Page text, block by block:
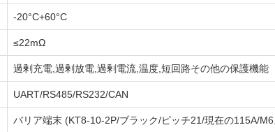
-20°C+60°C
≤22mΩ
過剰充電,過剰放電,過剰電流,温度,短回路その他の保護機能
UART/RS485/RS232/CAN
バリア端末 (KT8-10-2P/ブラック/ピッチ21/現在の115A/